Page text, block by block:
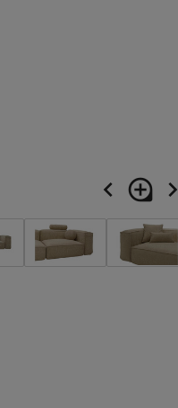
navigate_before loupe navigate_next